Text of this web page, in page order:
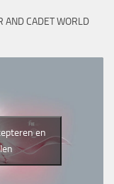
AND CADET WORLD
en